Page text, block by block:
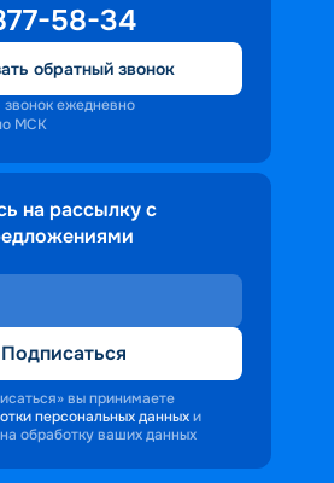
58-34
обратный звонок
ежедневно
МСК
на рассылку с
Подписаться
вы принимаете
персональных данных и
обработку ваших данных